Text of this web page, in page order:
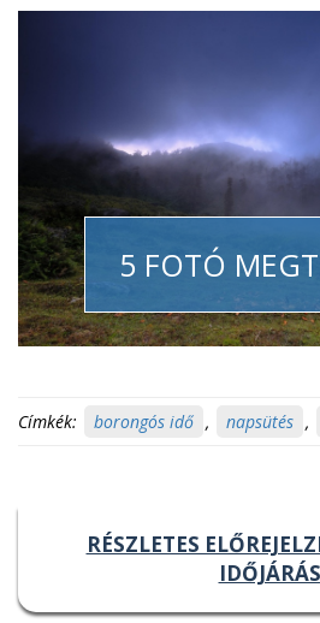
5 FOTÓ
Címkék: borongós idő , napsütés ,
RÉSZLETES
IDŐJÁRÁS